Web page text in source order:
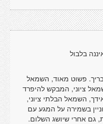
בלבול
פשוט מאוד, השמאל
ציוני, המבקש להיפרד
השמאל הבלתי ציוני,
בשמירה על המגע עם
גם אחרי שיושג השלום.